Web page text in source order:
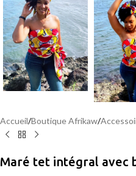
Accueil/Boutique Afrikaw/
Maré tet intégral avec